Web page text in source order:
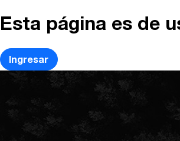
Esta página es de
Ingresar